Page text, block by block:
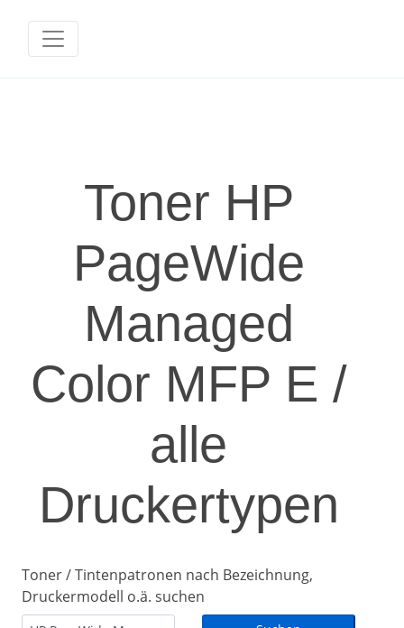
Toner HP
PageWide
Managed
Color MFP E /
alle
Druckertypen
Toner / Tintenpatronen nach Bezeichnung,
Druckermodell o.ä. suchen